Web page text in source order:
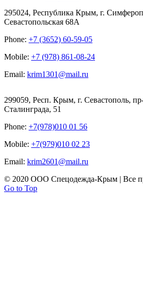
295024, Республика Крым, г.
Севастопольская 68А
Phone: +7 (3652) 60-59-05
Mobile: +7 (978) 861-08-24
Email: krim1301@mail.ru
299059, Респ. Крым, г. Севастополь,
Сталинграда, 51
Phone: +7(978)010 01 56
Mobile: +7(979)010 02 23
Email: krim2601@mail.ru
© 2020 ООО Спецодежда-Крым | Все
Go to Top